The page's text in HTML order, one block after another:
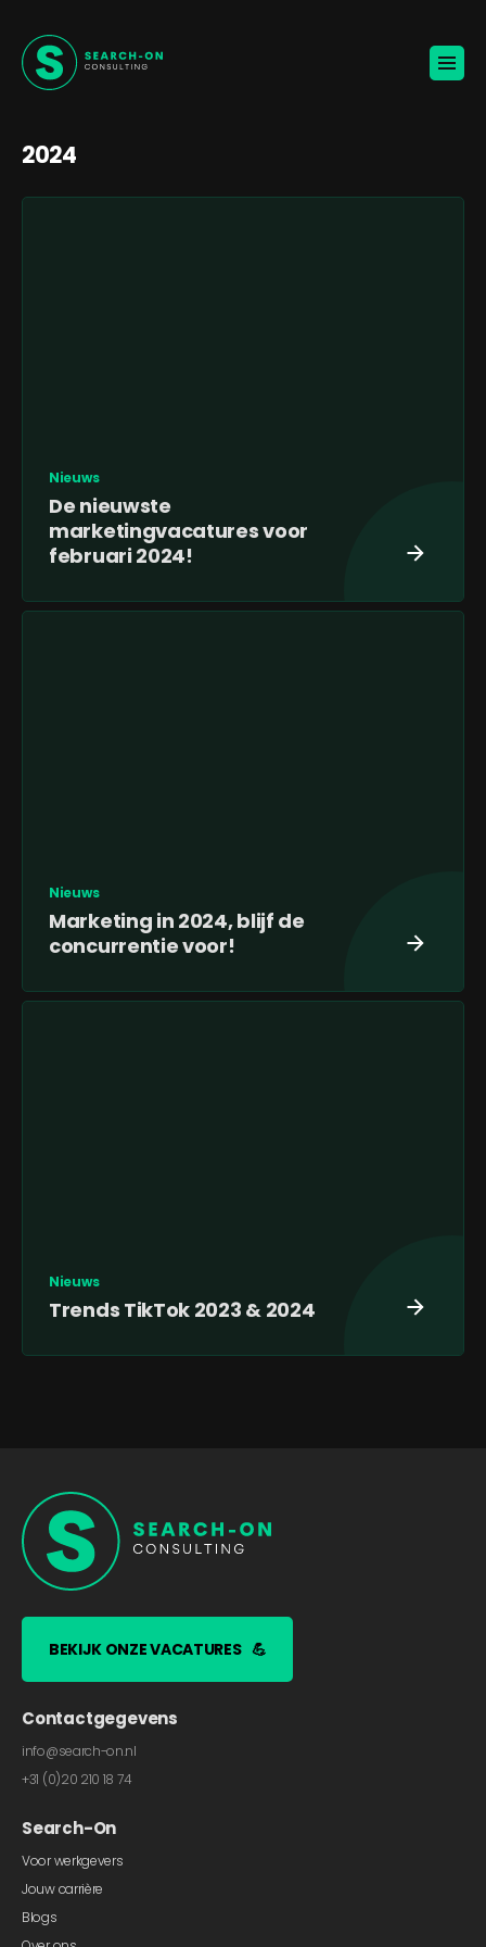
Voor werkgevers
Vacatures
Contact
2024
Nieuws
De nieuwste
marketingvacatures voor
februari 2024!
Nieuws
Marketing in 2024, blijf de
concurrentie voor!
Nieuws
Trends TikTok 2023 & 2024
BEKIJK ONZE VACATURES 💪
Contactgegevens
info@search-on.nl
+31 (0)20 210 18 74
Search-On
Voor werkgevers
Jouw carrière
Blogs